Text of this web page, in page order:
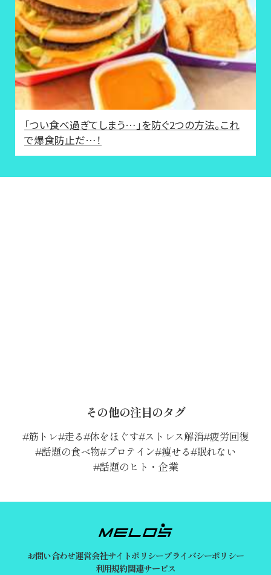
「つい食べ過ぎてしまう…」を防ぐ2つの方法。これ
で爆食防止だ…！
その他の注目のタグ
筋トレ 走る 体をほぐす ストレス解消 疲労回復
話題の食べ物 プロテイン 痩せる 眠れない
話題のヒト・企業
お問い合わせ運営会社サイトポリシープライバシーポリシー
利用規約関連サービス